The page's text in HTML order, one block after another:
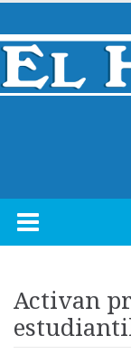
Skip
content
Activan